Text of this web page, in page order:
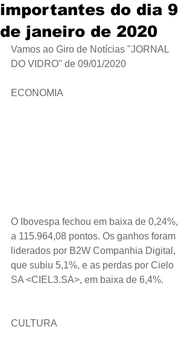
importantes do dia 9
de janeiro de 2020
Vamos ao Giro de Notícias "JORNAL
DO VIDRO" de 09/01/2020
ECONOMIA
O Ibovespa fechou em baixa de 0,24%,​​
a 115.964,08​ pontos. Os ganhos foram
liderados por B2W Companhia Digital​,
que subiu 5,1%, e as perdas por Cielo
SA <CIEL3.SA​>, em baixa de 6,4%.
CULTURA